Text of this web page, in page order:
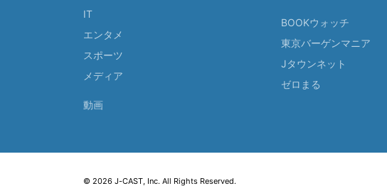
IT
エンタメ
スポーツ
メディア
動画
BOOKウォッチ
東京バーゲンマニア
Jタウンネット
ゼロまる
© 2026 J-CAST, Inc. All Rights Reserved.